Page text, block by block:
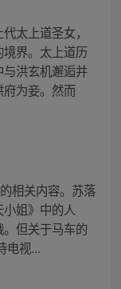
太上道圣女，
界。太上道历
洪玄机邂逅并
为妾。然而
相关内容。苏落
姐》中的人
但关于马车的
电视...